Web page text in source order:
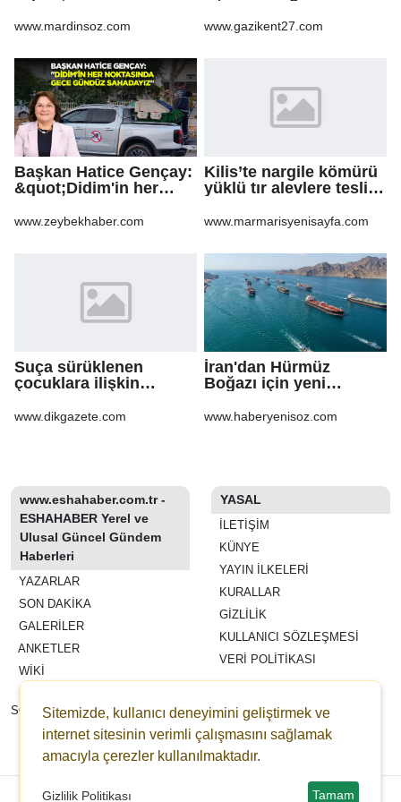
Turizmi İçin Yeni Bir
Başlangıcıdır&quot;
www.mardinsoz.com www.gazikent27.com
Başkan Hatice Gençay:
&quot;Didim'in her
gündüz
www.zeybekhaber.com
Kilis’te nargile kömürü
yüklü tır alevlere teslim
www.marmarisyenisayfa.com
Suça sürüklenen
çocuklara ilişkin
kanun teklifi'nin ilk 2
www.dikgazete.com
İran'dan Hürmüz
Boğazı için yeni
www.haberyenisoz.com
www.eshahaber.com.tr -
ESHAHABER Yerel ve
Ulusal Güncel Gündem
Haberleri
YAZARLAR
SON DAKİKA
GALERİLER
ANKETLER
WİKİ
SÖZLEŞMESI
ESHAHABER
ESHA TV
YASAL
İLETIŞIM
KÜNYE
YAYIN İLKELERI
KURALLAR
GIZLILIK
KULLANICI SÖZLEŞMESI
VERI POLITIKASI
Sitemizde, kullanıcı deneyimini geliştirmek ve
internet sitesinin verimli çalışmasını sağlamak
amacıyla çerezler kullanılmaktadır.
Gizlilik Politikası Tamam
Copyright © 2022-2026 eshahaber.com.tr eshatv.com - HaberPanelim.com v8.7.6